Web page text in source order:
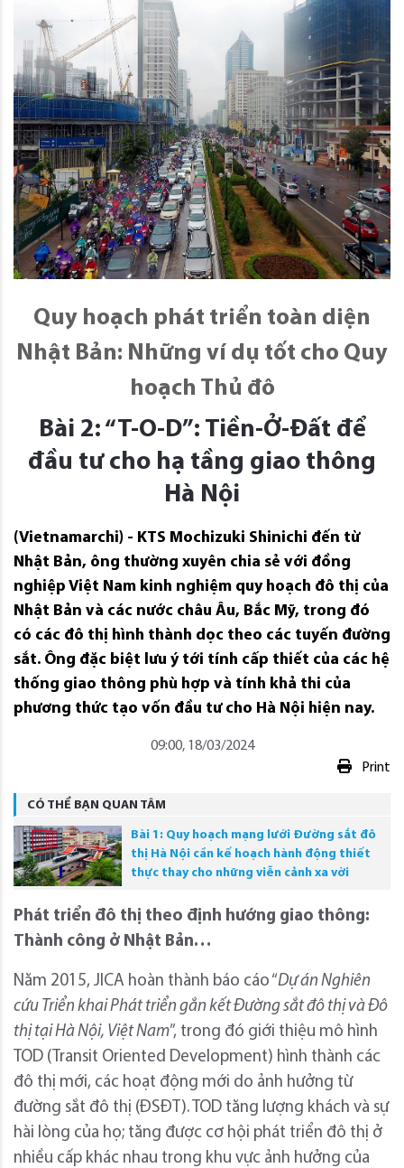
Quy hoạch phát triển toàn diện
Nhật Bản: Những ví dụ tốt cho Quy
hoạch Thủ đô
Bài 2: “T-O-D”: Tiền-Ở-Đất để
đầu tư cho hạ tầng giao thông
Hà Nội
(Vietnamarchi) - KTS Mochizuki Shinichi đến từ
Nhật Bản, ông thường xuyên chia sẻ với đồng
nghiệp Việt Nam kinh nghiệm quy hoạch đô thị của
Nhật Bản và các nước châu Âu, Bắc Mỹ, trong đó
có các đô thị hình thành dọc theo các tuyến đường
sắt. Ông đặc biệt lưu ý tới tính cấp thiết của các hệ
thống giao thông phù hợp và tính khả thi của
phương thức tạo vốn đầu tư cho Hà Nội hiện nay.
09:00, 18/03/2024
Print
CÓ THỂ BẠN QUAN TÂM
Bài 1: Quy hoạch mạng lưới Đường sắt đô
thị Hà Nội cần kế hoạch hành động thiết
thực thay cho những viễn cảnh xa vời
Phát triển đô thị theo định hướng giao thông:
Thành công ở Nhật Bản…
Năm 2015, JICA hoàn thành báo cáo “Dự án Nghiên
cứu Triển khai Phát triển gắn kết Đường sắt đô thị và Đô
thị tại Hà Nội, Việt Nam”, trong đó giới thiệu mô hình
TOD (Transit Oriented Development) hình thành các
đô thị mới, các hoạt động mới do ảnh hưởng từ
đường sắt đô thị (ĐSĐT). TOD tăng lượng khách và sự
hài lòng của họ; tăng được cơ hội phát triển đô thị ở
nhiều cấp khác nhau trong khu vực ảnh hưởng của